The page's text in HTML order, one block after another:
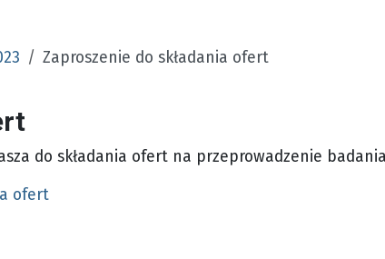
Zaproszenie do składania ofert
do składania ofert na przeprowadzenie
ofert